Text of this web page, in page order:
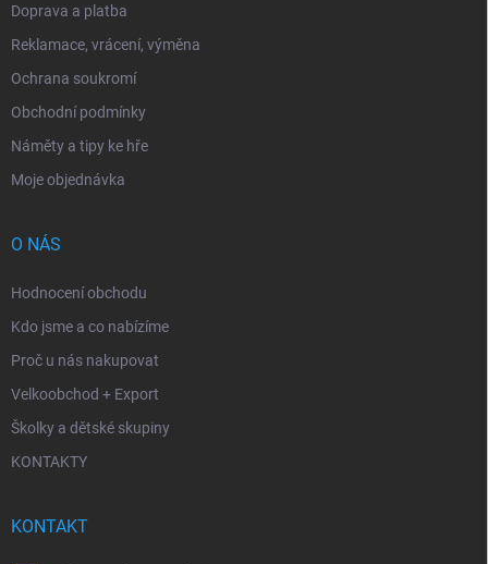
Doprava a platba
Reklamace, vrácení, výměna
Ochrana soukromí
Obchodní podmínky
Náměty a tipy ke hře
Moje objednávka
O NÁS
Hodnocení obchodu
Kdo jsme a co nabízíme
Proč u nás nakupovat
Velkoobchod + Export
Školky a dětské skupiny
KONTAKTY
KONTAKT